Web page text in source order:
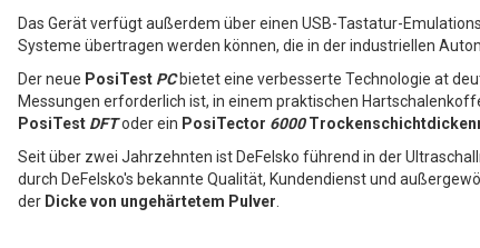
Das Gerät verfügt außerdem über einen USB-Tastatur-
Systeme übertragen werden können, die in der industriellen
Der neue PosiTest PCbietet eine verbesserte Technologie at
Messungen erforderlich ist, in einem praktischen
PosiTest DFToder ein PosiTector 6000
Seit über zwei Jahrzehnten ist DeFelsko führend in der
durch DeFelsko's bekannte Qualität, Kundendienst und
der Dicke von ungehärtetem Pulver.